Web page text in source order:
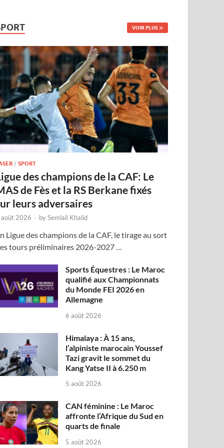
VOIR PLUS
/SPORT
des champions de la CAF: Le
de Fès et la RS Berkane fixés
leurs adversaires
2026 - bySemlali Khalid
Ligue des champions de la CAF, le tirage au sort
tours préliminaires 2026-2027 …
Sports Équestres : Le Maroc
qualifié aux Championnats
du Monde FEI 2026 en
Allemagne
6 août 2026
Himalaya : À 15 ans,
l’alpiniste marocain Youssef
Tazi gravit le sommet du
Kang Yatse II à 6.250 m
5 août 2026
CAN féminine : Le Maroc
affronte l’Afrique du Sud en
quarts de finale
5 août 2026